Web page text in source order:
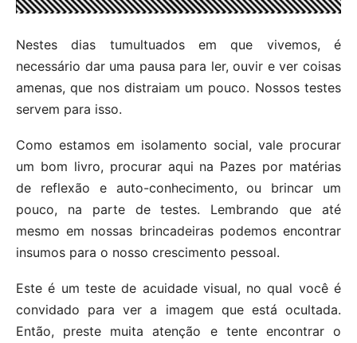
Nestes dias tumultuados em que vivemos, é
necessário dar uma pausa para ler, ouvir e ver coisas
amenas, que nos distraiam um pouco. Nossos testes
servem para isso.
Como estamos em isolamento social, vale procurar
um bom livro, procurar aqui na Pazes por matérias
de reflexão e auto-conhecimento, ou brincar um
pouco, na parte de testes. Lembrando que até
mesmo em nossas brincadeiras podemos encontrar
insumos para o nosso crescimento pessoal.
Este é um teste de acuidade visual, no qual você é
convidado para ver a imagem que está ocultada.
Então, preste muita atenção e tente encontrar o